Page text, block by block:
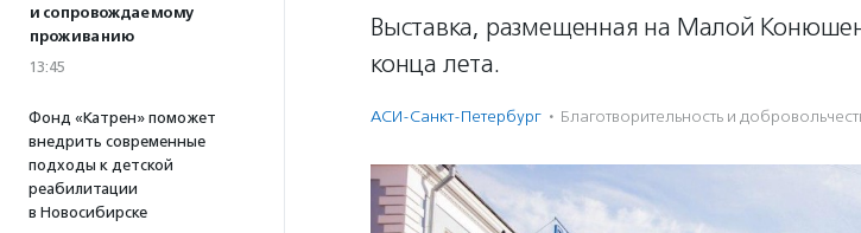
и сопровождаемому
проживанию
13:45
Фонд «Катрен» поможет
внедрить современные
подходы к детской
реабилитации
в Новосибирске
Выставка, размещенная на Малой
конца лета.
АСИ-Санкт-Петербург · Благотвори­тель­ность и